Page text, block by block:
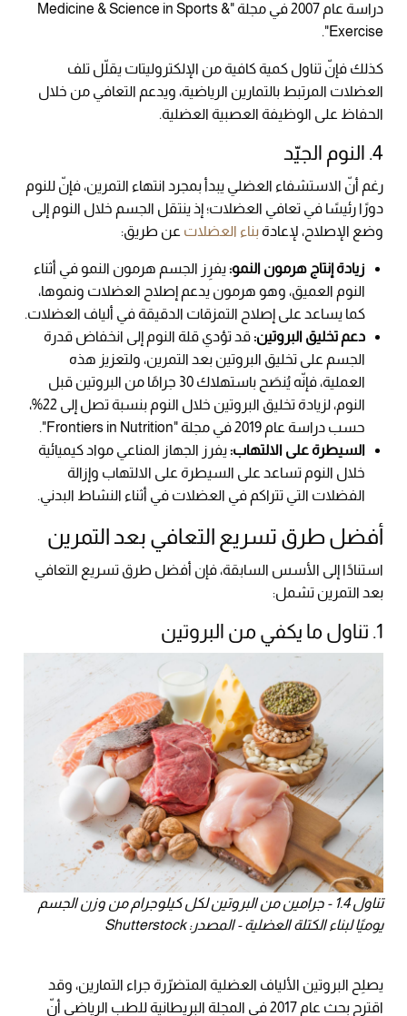
دراسة عام 2007 في مجلة "Medicine & Science in Sports &
Exercise".
كذلك فإنّ تناول كمية كافية من الإلكتروليتات يقلّل تلف
العضلات المرتبط بالتمارين الرياضية، ويدعم التعافي من خلال
الحفاظ على الوظيفة العصبية العضلية.
4. النوم الجيّد
رغم أنّ الاستشفاء العضلي يبدأ بمجرد انتهاء التمرين، فإنّ للنوم
دورًا رئيسًا في تعافي العضلات؛ إذ ينتقل الجسم خلال النوم إلى
وضع الإصلاح، لإعادةبناء العضلات عن طريق:
زيادة إنتاج هرمون النمو:يفرِز الجسم هرمون النمو في أثناء
النوم العميق، وهو هرمون يدعم إصلاح العضلات ونموها،
كما يساعد على إصلاح التمزقات الدقيقة في ألياف العضلات.
دعم تخليق البروتين:قد تؤدي قلة النوم إلى انخفاض قدرة
الجسم على تخليق البروتين بعد التمرين، ولتعزيز هذه
العملية، فإنّه يُنصَح باستهلاك 30 جرامًا من البروتين قبل
النوم، لزيادة تخليق البروتين خلال النوم بنسبة تصل إلى 22%،
حسب دراسة عام 2019 في مجلة "Frontiers in Nutrition".
السيطرة على الالتهاب:يفرز الجهاز المناعي مواد كيميائية
خلال النوم تساعد على السيطرة على الالتهاب وإزالة
الفضلات التي تتراكم في العضلات في أثناء النشاط البدني.
أفضل طرق تسريع التعافي بعد التمرين
استنادًا إلى الأسس السابقة، فإن أفضل طرق تسريع التعافي
بعد التمرين تشمل:
1. تناول ما يكفي من البروتين
تناول 1.4 - جرامين من البروتين لكل كيلوجرام من وزن الجسم
يوميًا لبناء الكتلة العضلية - المصدر: Shutterstock
يصلِح البروتين الألياف العضلية المتضرّرة جراء التمارين، وقد
اقترح بحث عام 2017 في المجلة البريطانية للطب الرياضي أنّ